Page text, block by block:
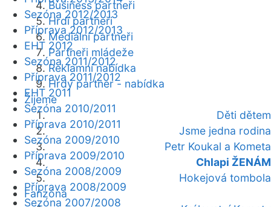
Business partneři
Hrdí partneři
Mediální partneři
Partneři mládeže
Reklamní nabídka
Hrdý partner - nabídka
Žijeme
Děti dětem
Jsme jedna rodina
Petr Koukal a Kometa
Chlapi ŽENÁM
Hokejová tombola
Fanzóna
Sezóna 2012/2013
Příprava 2012/2013
EHT 2012
Sezóna 2011/2012
Příprava 2011/2012
EHT 2011
Sezóna 2010/2011
Příprava 2010/2011
Sezóna 2009/2010
Příprava 2009/2010
Sezóna 2008/2009
Příprava 2008/2009
Sezóna 2007/2008